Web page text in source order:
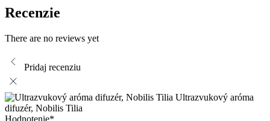
Recenzie
There are no reviews yet
Pridaj recenziu
Ultrazvukový aróma
difuzér, Nobilis Tilia